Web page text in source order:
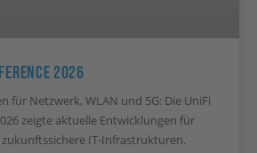
2026
für Netzwerk, WLAN und 5G: Die UniFi
zeigte aktuelle Entwicklungen für
IT-Infrastrukturen.